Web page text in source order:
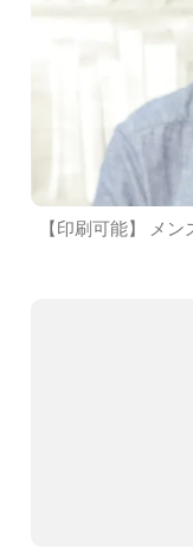
【印刷可能】 メ